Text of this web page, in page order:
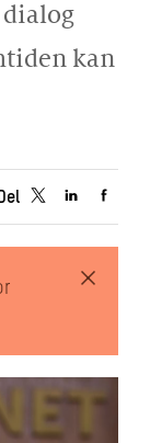
dialog
kan